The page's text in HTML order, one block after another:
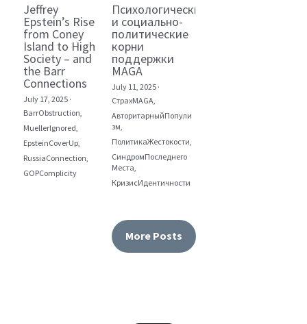
Jeffrey
Epstein’s Rise
from Coney
Island to High
Society – and
the Barr
Connections
July 17, 2025 ·
BarrObstruction,
MuellerIgnored,
EpsteinCoverUp,
RussiaConnection,
GOPComplicity
Психологические
и социально-
политические
корни
поддержки
MAGA
July 11, 2025 ·
СтрахMAGA,
АвторитарныйПопули
зм,
ПолитикаЖестокости,
СиндромПоследнего
Места,
КризисИдентичности
More Posts